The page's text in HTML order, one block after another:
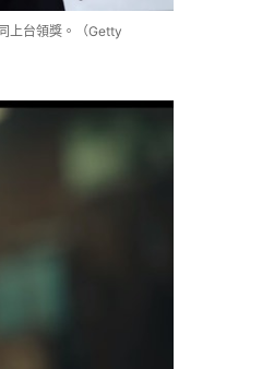
上台領獎。（Getty